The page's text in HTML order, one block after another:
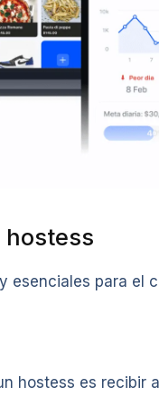
hostess
esenciales para
hostess es